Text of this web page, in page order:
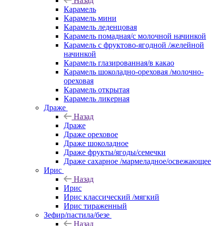
Карамель
Карамель мини
Карамель леденцовая
Карамель помадная/с молочной начинкой
Карамель с фруктово-ягодной /желейной
начинкой
Карамель глазированная/в какао
Карамель шоколадно-ореховая /молочно-
ореховая
Карамель открытая
Карамель ликерная
Драже
Назад
Драже
Драже ореховое
Драже шоколадное
Драже фрукты/ягоды/семечки
Драже сахарное /мармеладное/освежающее
Ирис
Назад
Ирис
Ирис классический /мягкий
Ирис тираженный
Зефир/пастила/безе
Назад